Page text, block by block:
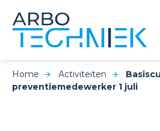
Home Activiteiten
preventiemedewerker 1 juli